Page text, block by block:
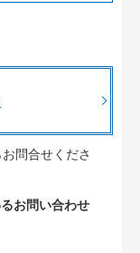
問合せくださ
お問い合わせ